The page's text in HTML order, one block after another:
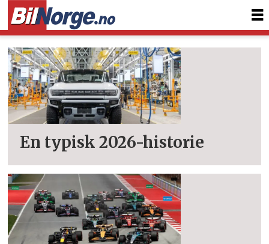
Tag:
general
motors
En typisk 2026-historie